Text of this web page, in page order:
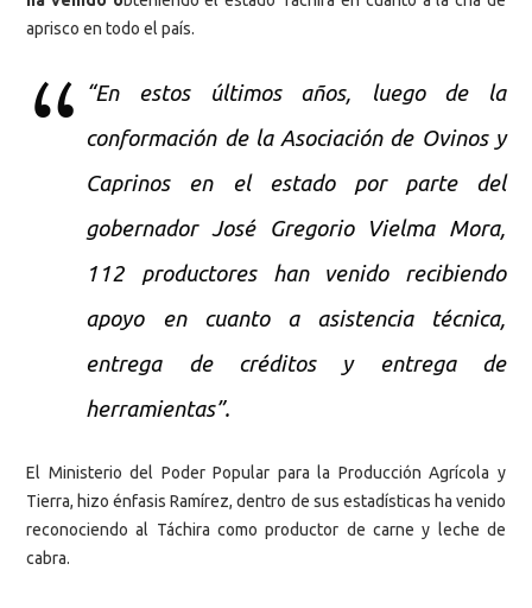
aprisco en todo el país.
“En estos últimos años, luego de la
conformación de la Asociación de Ovinos y
Caprinos en el estado por parte del
gobernador José Gregorio Vielma Mora,
112 productores han venido recibiendo
apoyo en cuanto a asistencia técnica,
entrega de créditos y entrega de
herramientas”.
El Ministerio del Poder Popular para la Producción Agrícola y
Tierra, hizo énfasis Ramírez, dentro de sus estadísticas ha venido
reconociendo al Táchira como productor de carne y leche de
cabra.